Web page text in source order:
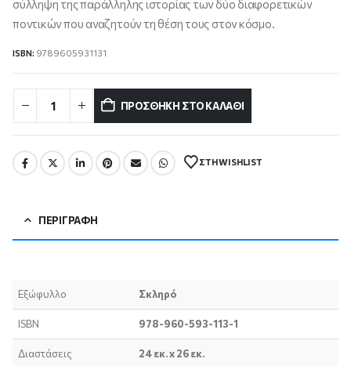
σύλληψη της παράλληλης ιστορίας των δύο διαφορετικών
ποντικών που αναζητούν τη θέση τους στον κόσμο.
ISBN: 9789605931131
ΠΡΟΣΘΉΚΗ ΣΤΟ ΚΑΛΆΘΙ
ΣΤΗ WISHLIST
ΠΕΡΙΓΡΑΦΉ
Εξώφυλλο Σκληρό
ISBN 978-960-593-113-1
Διαστάσεις 24 εκ. x 26 εκ.